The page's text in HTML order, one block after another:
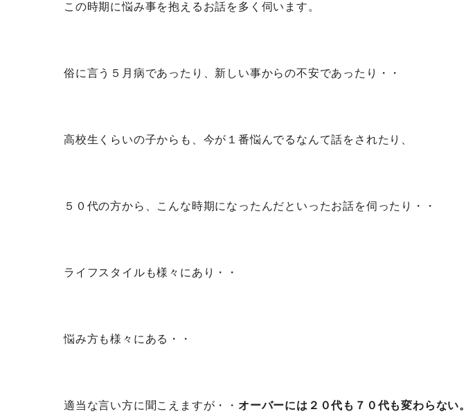
この時期に悩み事を抱えるお話を多く伺います。
俗に言う５月病であったり、新しい事からの不安であったり・・
高校生くらいの子からも、今が１番悩んでるなんて話をされたり、
５０代の方から、こんな時期になったんだといったお話を伺ったり・・
ライフスタイルも様々にあり・・
悩み方も様々にある・・
適当な言い方に聞こえますが・・ オーバーには２０代も７０代も変わらない。